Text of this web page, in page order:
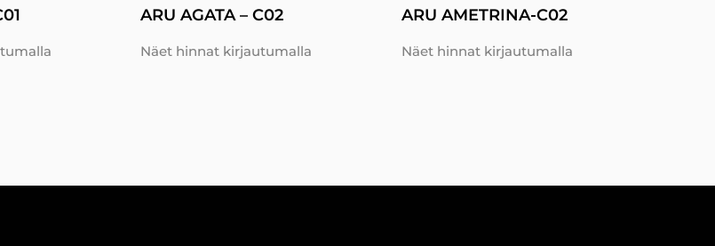
ARU AGATA – C02
Näet hinnat kirjautumalla
ARU AMETRINA-C02
Näet hinnat kirjautumalla